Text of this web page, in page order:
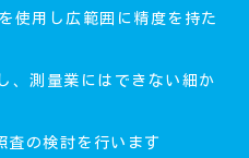
使用し広範囲に精度を持た
、測量業にはできない細か
査の検討を行います